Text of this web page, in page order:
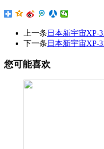
上一条 日本新宇宙XP-
下一条 日本新宇宙XP-
您可能喜欢